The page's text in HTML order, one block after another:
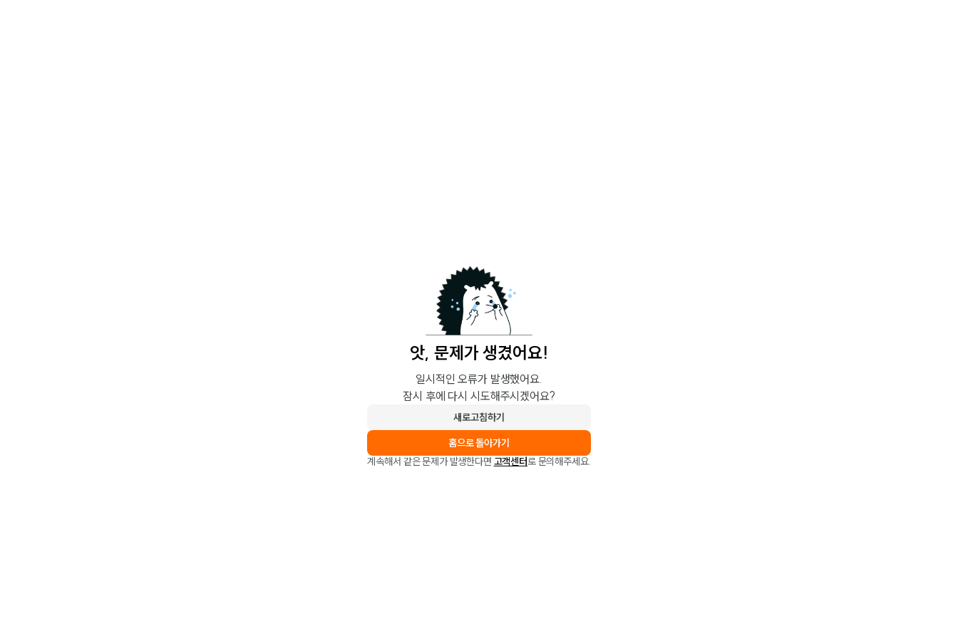
앗, 문제가 생겼어요!
일시적인 오류가 발생했어요.
잠시 후에 다시 시도해주시겠어요?
새로고침하기
홈으로 돌아가기
계속해서 같은 문제가 발생한다면 고객센터로 문의해주세요.